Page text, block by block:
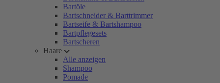
Bartöle
Bartschneider & Barttrimmer
Bartseife & Bartshampoo
Bartpflegesets
Bartscheren
Haare
Alle anzeigen
Shampoo
Pomade